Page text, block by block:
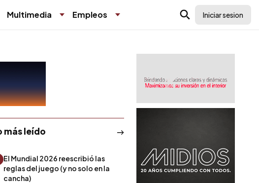
Multimedia Empleos Iniciar sesion
más leído
El Mundial 2026 reescribió las
reglas del juego (y no solo en la
cancha)